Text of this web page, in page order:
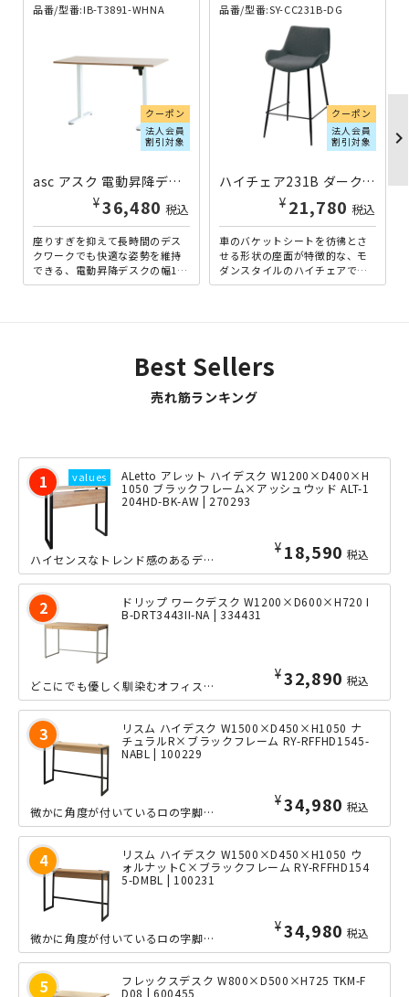
品番/型番:IB-T3891-WHNA
クーポン
法人会員
割引対象
asc アスク 電動昇降デスク W1400×D600×H720-1180 ホワイト×ナチュラル IB-T3891-WHNA | 338910
¥36,480 税込
座りすぎを抑えて長時間のデス
クワークでも快適な姿勢を維持
できる、電動昇降デスクの幅140
0mmタイプ。無段階で高さ調整
品番/型番:SY-CC231B-DG
クーポン
法人会員
割引対象
ハイチェア231B ダークグレー SY-CC231B-DG | 723103
¥ 21,780 税込
車のバケットシートを彷彿とさ
せる形状の座面が特徴的な、モ
ダンスタイルのハイチェアで
す。座面全体で身体を支え、柔
chevron_right
Best Sellers
売れ筋ランキング
ALetto アレット ハイデスク W1200×D400×H
1050 ブラックフレーム×アッシュウッド ALT-1
204HD-BK-AW | 270293
¥ 18,590 税込
ハイセンスなトレンド感のあるデザインを目指した「ALetto（アレット）」シリー...
ドリップ ワークデスク W1200×D600×H720 I
B-DRT3443II-NA | 334431
¥32,890 税込
どこにでも優しく馴染むオフィス家具として開発された「ドリップ」シリーズのデスクで...
リスム ハイデスク W1500×D450×H1050 ナ
チュラルR×ブラックフレーム RY-RFFHD1545-
NABL | 100229
¥34,980 税込
微かに角度が付いているロの字脚のデザインが特徴的な幅1500mmタイプのスリムな...
リスム ハイデスク W1500×D450×H1050 ウ
ォルナットC×ブラックフレーム RY-RFFHD154
5-DMBL | 100231
¥34,980 税込
微かに角度が付いているロの字脚のデザインが特徴的な幅1500mmタイプのスリムな...
フレックスデスク W800×D500×H725 TKM-F
D08 | 600455